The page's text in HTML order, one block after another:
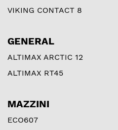
VIKING CONTACT 8
GENERAL
ALTIMAX ARCTIC 12
ALTIMAX RT45
MAZZINI
ECO607